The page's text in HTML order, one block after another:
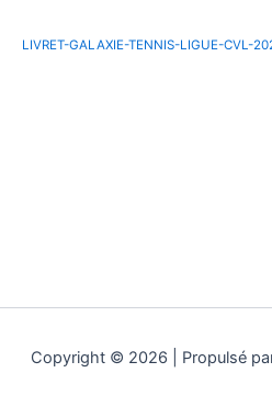
LIVRET-GALAXIE-TENNIS-LIGUE-CVL-
Copyright © 2026 | Propulsé